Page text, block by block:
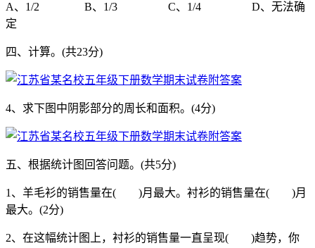
A、1/2 B、1/3 C、1/4 D、无法确
定
四、计算。(共23分)
4、求下图中阴影部分的周长和面积。(4分)
五、根据统计图回答问题。(共5分)
1、羊毛衫的销售量在( )月最大。衬衫的销售量在( )月
最大。(2分)
2、在这幅统计图上，衬衫的销售量一直呈现( )趋势，你